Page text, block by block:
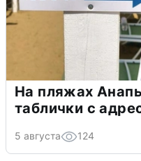
На пляжах
таблички с
5 августа 124